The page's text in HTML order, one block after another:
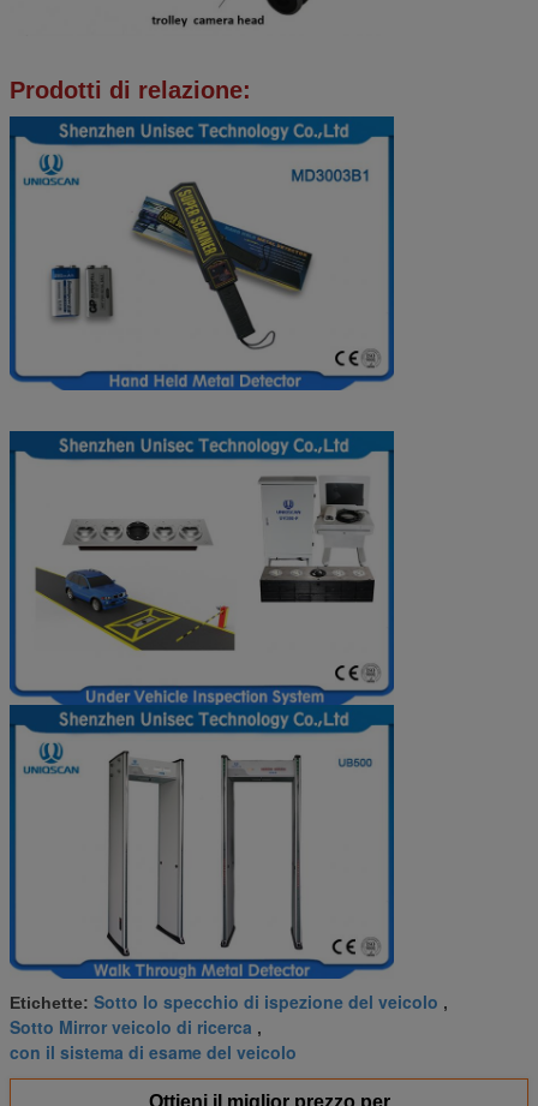
Prodotti di relazione:
Etichette: Sotto lo specchio di ispezione del veicolo ,
Sotto Mirror veicolo di ricerca ,
con il sistema di esame del veicolo